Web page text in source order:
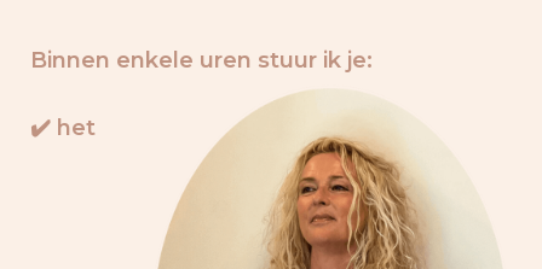
Binnen enkele uren stuur ik je:
✔️ het